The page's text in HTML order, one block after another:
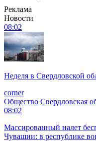
Реклама
Новости
08:02
Неделя в Свердловской
corner
Общество Свердловская
08:02
Массированный налет
Чувашии: в республике